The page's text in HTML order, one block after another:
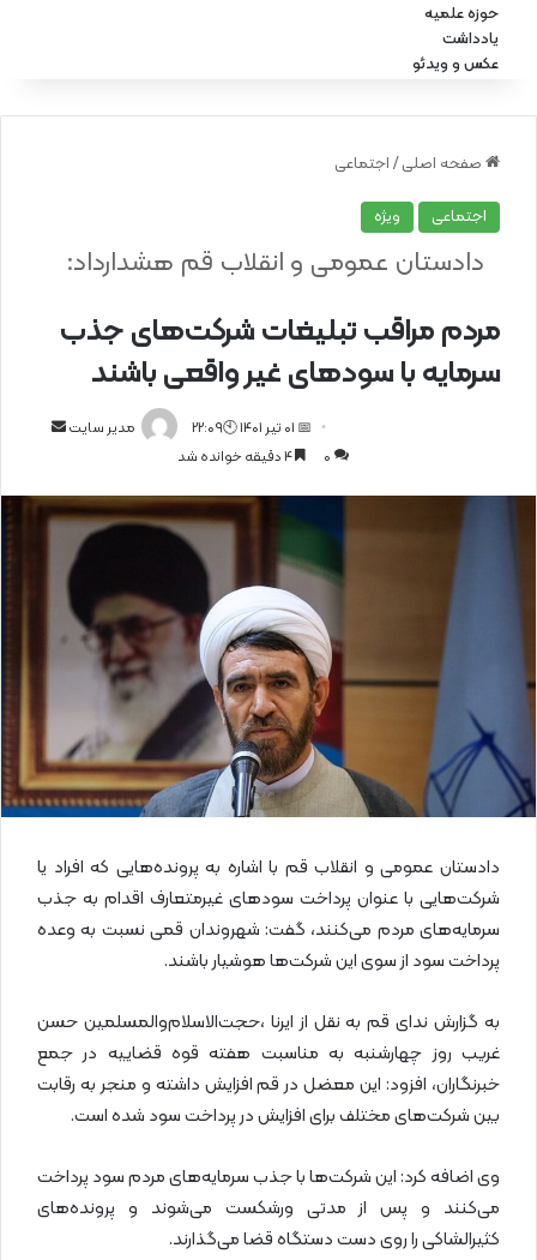
حوزه علمیه
یادداشت
عکس و ویدئو
صفحه اصلی / اجتماعی
اجتماعی ویژه
مردم مراقب تبلیغات شرکت‌های جذب
سرمایه با سودهای غیر واقعی باشند
دادستان عمومی و انقلاب قم هشدارداد:
مدیر سایت
ا
📅 01 تیر 1401 🕙22:09
0
دادستان عمومی و انقلاب قم با اشاره به پرونده‌هایی که افراد یا
شرکت‌هایی با عنوان پرداخت سودهای غیرمتعارف اقدام به جذب
سرمایه‌های مردم می‌کنند، گفت: شهروندان قمی نسبت به وعده
پرداخت سود از سوی این شرکت‌ها هوشیار باشند.
به گزارش ندای قم به نقل از ایرنا ،حجت‌الاسلام‌والمسلمین حسن
غریب روز چهارشنبه به مناسبت هفته قوه قضاییه در جمع
خبرنگاران، ‌افزود: این معضل در قم افزایش داشته و منجر به رقابت
بین شرکت‌های مختلف برای افزایش در پرداخت سود شده است.
وی اضافه کرد: این شرکت‌ها با جذب سرمایه‌های مردم سود پرداخت
می‌کنند و پس از مدتی ورشکست می‌شوند و پرونده‌های
کثیرالشاکی را روی دست دستگاه قضا می‌گذارند.